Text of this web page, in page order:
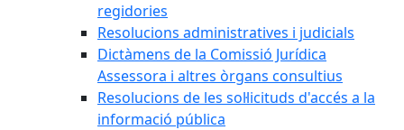
regidories
Resolucions administratives i judicials
Dictàmens de la Comissió Jurídica
Assessora i altres òrgans consultius
Resolucions de les sol·licituds d'accés a la
informació pública